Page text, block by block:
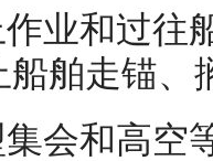
业和过往
舶走锚、
会和高空